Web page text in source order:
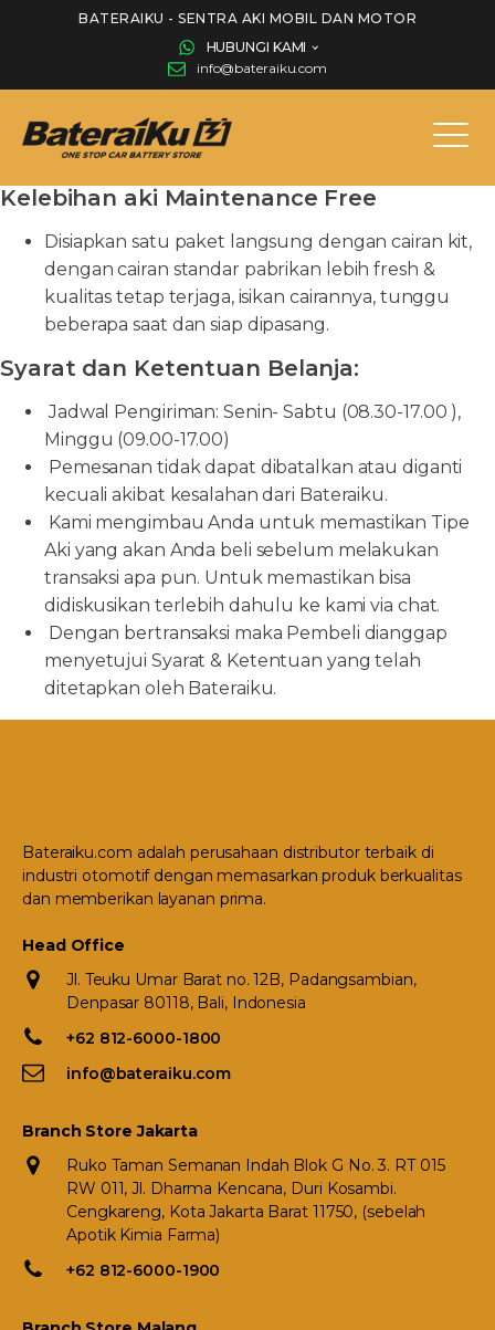
BATERAIKU - SENTRA AKI MOBIL DAN MOTOR
HUBUNGI KAMI
info@bateraiku.com
Kelebihan aki Maintenance Free
Disiapkan satu paket langsung dengan cairan kit,
dengan cairan standar pabrikan lebih fresh &
kualitas tetap terjaga, isikan cairannya, tunggu
beberapa saat dan siap dipasang.
Syarat dan Ketentuan Belanja:
Jadwal Pengiriman: Senin- Sabtu (08.30-17.00 ),
Minggu (09.00-17.00)
Pemesanan tidak dapat dibatalkan atau diganti
kecuali akibat kesalahan dari Bateraiku.
Kami mengimbau Anda untuk memastikan Tipe
Aki yang akan Anda beli sebelum melakukan
transaksi apa pun. Untuk memastikan bisa
didiskusikan terlebih dahulu ke kami via chat.
Dengan bertransaksi maka Pembeli dianggap
menyetujui Syarat & Ketentuan yang telah
ditetapkan oleh Bateraiku.
Bateraiku.com adalah perusahaan distributor terbaik di
industri otomotif dengan memasarkan produk berkualitas
dan memberikan layanan prima.
Head Office
Jl. Teuku Umar Barat no. 12B, Padangsambian,
Denpasar 80118, Bali, Indonesia
+62 812-6000-1800
info@bateraiku.com
Branch Store Jakarta
Ruko Taman Semanan Indah Blok G No. 3. RT 015
RW 011, Jl. Dharma Kencana, Duri Kosambi.
Cengkareng, Kota Jakarta Barat 11750, (sebelah
Apotik Kimia Farma)
+62 812-6000-1900